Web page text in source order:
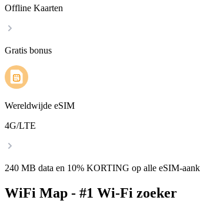
Offline Kaarten
Gratis bonus
Wereldwijde eSIM
4G/LTE
240 MB data en 10% KORTING op alle eSIM-
WiFi Map - #1 Wi-Fi zoeker